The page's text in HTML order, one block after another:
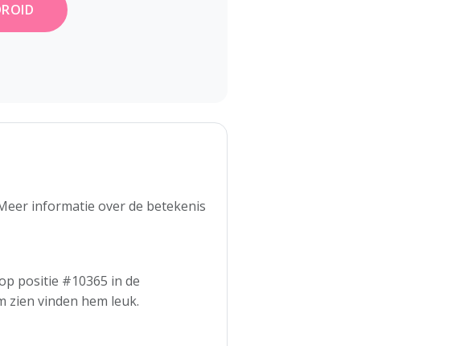
informatie over de betekenis
positie #10365 in de
zien vinden hem leuk.